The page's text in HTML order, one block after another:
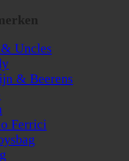
Uncles
& Beerens
Ferrici